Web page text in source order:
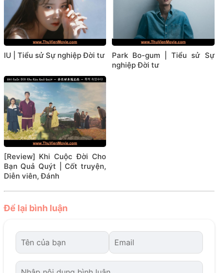
IU | Tiểu sử Sự nghiệp Đời tư
Park Bo-gum | Tiểu sử Sự
nghiệp Đời tư
[Review] Khi Cuộc Đời Cho
Bạn Quả Quýt | Cốt truyện,
Diễn viên, Đánh
Để lại bình luận